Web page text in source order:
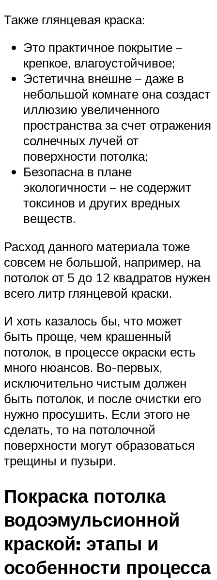
Также глянцевая краска:
Это практичное покрытие –
крепкое, влагоустойчивое;
Эстетична внешне – даже в
небольшой комнате она создаст
иллюзию увеличенного
пространства за счет отражения
солнечных лучей от
поверхности потолка;
Безопасна в плане
экологичности – не содержит
токсинов и других вредных
веществ.
Расход данного материала тоже
совсем не большой, например, на
потолок от 5 до 12 квадратов нужен
всего литр глянцевой краски.
И хоть казалось бы, что может
быть проще, чем крашенный
потолок, в процессе окраски есть
много нюансов. Во-первых,
исключительно чистым должен
быть потолок, и после очистки его
нужно просушить. Если этого не
сделать, то на потолочной
поверхности могут образоваться
трещины и пузыри.
Покраска потолка
водоэмульсионной
краской: этапы и
особенности процесса